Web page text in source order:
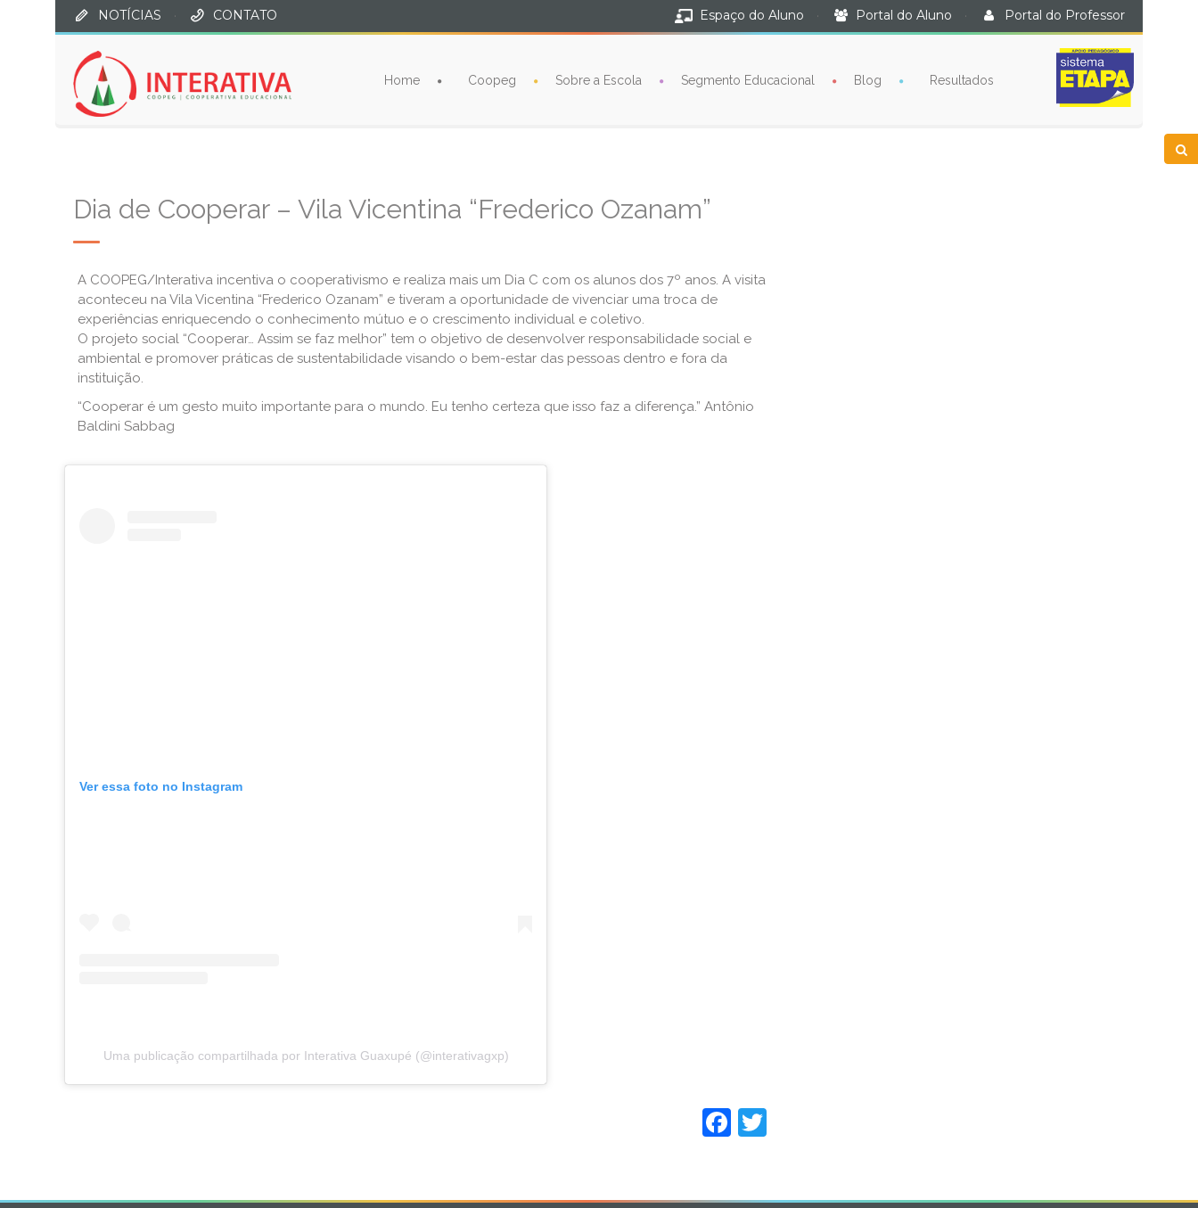
NOTÍCIAS · CONTATO Espaço do Aluno · Portal do Aluno · Portal do Professor
Home Coopeg Sobre a Escola Segmento Educacional Blog Resultados
Dia de Cooperar – Vila Vicentina “Frederico Ozanam”
A COOPEG/Interativa incentiva o cooperativismo e realiza mais um Dia C com os alunos dos 7º anos. A visita
aconteceu na Vila Vicentina “Frederico Ozanam” e tiveram a oportunidade de vivenciar uma troca de
experiências enriquecendo o conhecimento mútuo e o crescimento individual e coletivo.
O projeto social “Cooperar… Assim se faz melhor” tem o objetivo de desenvolver responsabilidade social e
ambiental e promover práticas de sustentabilidade visando o bem-estar das pessoas dentro e fora da
instituição.
“Cooperar é um gesto muito importante para o mundo. Eu tenho certeza que isso faz a diferença.” Antônio
Baldini Sabbag
Ver essa foto no Instagram
Uma publicação compartilhada por Interativa Guaxupé (@interativagxp)
Facebook
Twitter